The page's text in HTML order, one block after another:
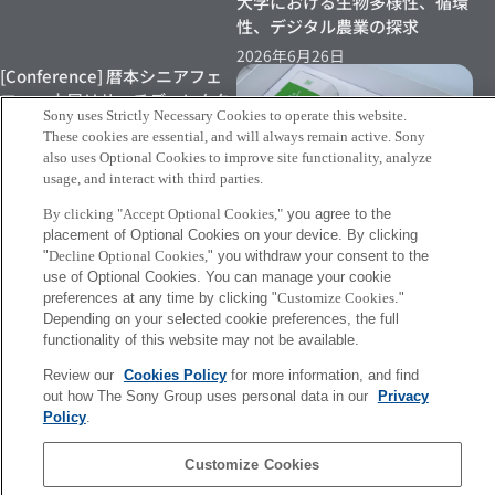
性、デジタル農業の探求
2026年6月26日
[Conference] 暦本シニアフェ
ロー、古屋リサーチディレクタ
ーらによる論文が ACM DIS
2026にて発表されました
2026年6月22日
[INFO] Sony Chinaによる、
Synecocultureを活用した緑茶
製品の発表に舩橋リサーチディ
レクターが登壇しました
2026年6月18日
More
会社概要 アクセス ご利用条件 プライバシーポリシー
Sony uses Strictly Necessary Cookies to operate this website.
These cookies are essential, and will always remain active. Sony
also uses Optional Cookies to improve site functionality, analyze
usage, and interact with third parties.
By clicking "Accept Optional Cookies,"you agree to the
placement of Optional Cookies on your device. By clicking
"Decline Optional Cookies," you withdraw your consent to the
use of Optional Cookies. You can manage your cookie
preferences at any time by clicking "Customize Cookies."
Depending on your selected cookie preferences, the full
functionality of this website may not be available.
Review our Cookies Policyfor more information, and find
out how The Sony Group uses personal data in our
Privacy
Policy.
Customize Cookies